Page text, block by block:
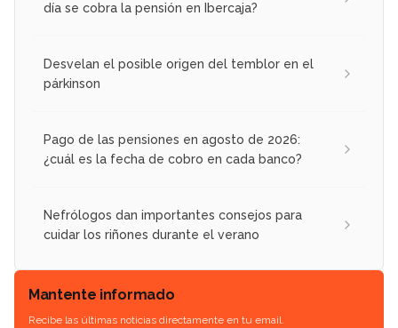
día se cobra la pensión en Ibercaja?
Desvelan el posible origen del temblor en el
párkinson
Pago de las pensiones en agosto de 2026:
¿cuál es la fecha de cobro en cada banco?
Nefrólogos dan importantes consejos para
cuidar los riñones durante el verano
Mantente informado
Recibe las últimas noticias directamente en tu email.